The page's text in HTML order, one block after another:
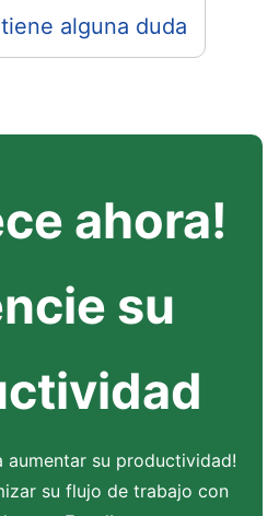
alguna duda
ahora!
su
aumentar su productividad!
su flujo de trabajo con